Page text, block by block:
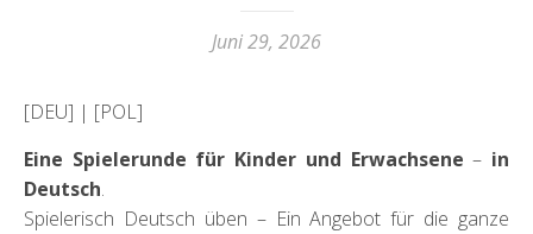
Juni 29, 2026
[DEU] | [POL]
Eine Spielerunde für Kinder und Erwachsene– in
Deutsch.
Spielerisch Deutsch üben – Ein Angebot für die ganze